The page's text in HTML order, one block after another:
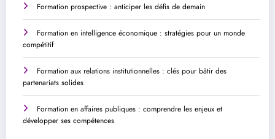
Formation prospective : anticiper les défis de demain
Formation en intelligence économique : stratégies pour un monde
compétitif
Formation aux relations institutionnelles : clés pour bâtir des
partenariats solides
Formation en affaires publiques : comprendre les enjeux et
développer ses compétences